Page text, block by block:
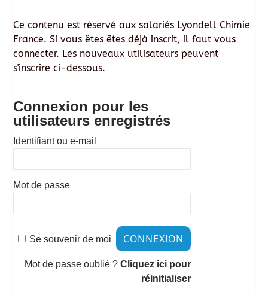
Ce contenu est réservé aux salariés Lyondell Chimie
France. Si vous êtes êtes déjà inscrit, il faut vous
connecter. Les nouveaux utilisateurs peuvent
s'inscrire ci-dessous.
Connexion pour les
utilisateurs enregistrés
Identifiant ou e-mail
Mot de passe
Se souvenir de moi
Mot de passe oublié ? Cliquez ici pour
réinitialiser